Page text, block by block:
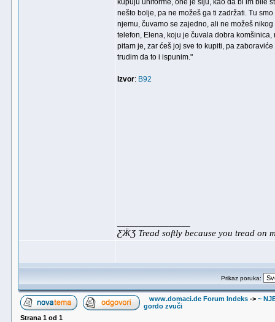
kupuju uniforme, one je šiju, kao da bi im bile
nešto bolje, pa ne možeš ga ti zadržati. Tu
njemu, čuvamo se zajedno, ali ne možeš
telefon, Elena, koju je čuvala dobra
pitam je, zar ćeš joj sve to kupiti, pa
trudim da to i ispunim."
Izvor: B92
ƸӜƷ Tread softly because you tread on
Prikaz poruka:
www.domaci.de Forum Indeks -> ~
gordo zvuči
Strana 1 od 1